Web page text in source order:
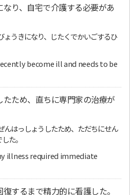
なり、自宅で介護する必要があ
ょうきになり、じたくでかいごするひ
become ill and needs to be
たため、直ちに専門家の治療が
んはっしょうしたため、ただちにせん
た。
illness required immediate
するまで精力的に看護した。